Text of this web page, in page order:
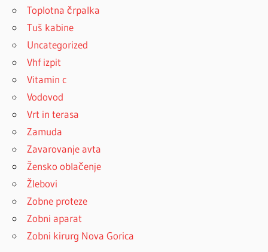
Toplotna črpalka
Tuš kabine
Uncategorized
Vhf izpit
Vitamin c
Vodovod
Vrt in terasa
Zamuda
Zavarovanje avta
Žensko oblačenje
Žlebovi
Zobne proteze
Zobni aparat
Zobni kirurg Nova Gorica